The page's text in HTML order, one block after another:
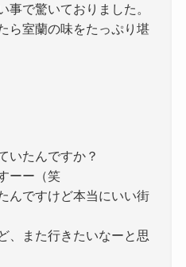
事で驚いておりました。
ら室蘭の味をたっぷり堪
いたんですか？
ーー（笑
んですけど本当にいい街
、また行きたいなーと思